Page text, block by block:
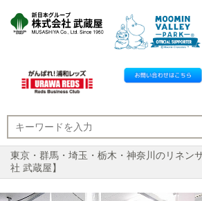
東京・群馬・埼玉・栃木・神奈川のリネン
社 武蔵屋】